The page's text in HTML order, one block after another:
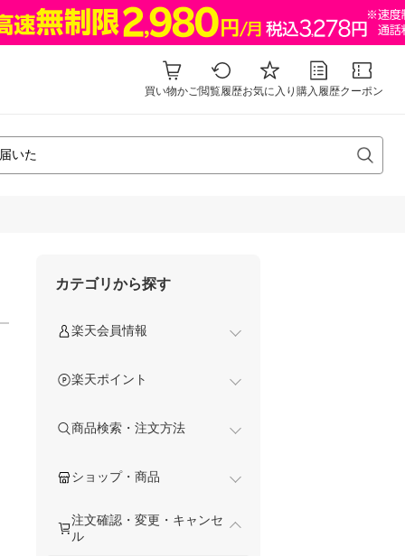
買い物かご閲覧履歴お気に入り 購入履歴クーポン
カテゴリから探す
楽天会員情報
楽天ポイント
商品検索・注文方法
ショップ・商品
注文確認・変更・キャンセ
ル